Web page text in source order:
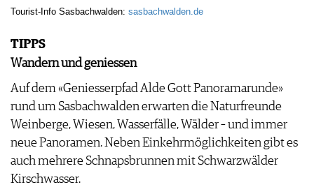
WERBUNG
IMPRESSUM
AGB & DATENSCHUTZ
Tourist-Info Sasbachwalden: sasbachwalden.de
TIPPS
Wandern und geniessen
Auf dem «Geniesserpfad Alde Gott Panoramarunde»
rund um Sasbachwalden erwarten die Naturfreunde
Weinberge, Wiesen, Wasserfälle, Wälder – und immer
neue Panoramen. Neben Einkehrmöglichkeiten gibt es
auch mehrere Schnapsbrunnen mit Schwarzwälder
Kirschwasser.